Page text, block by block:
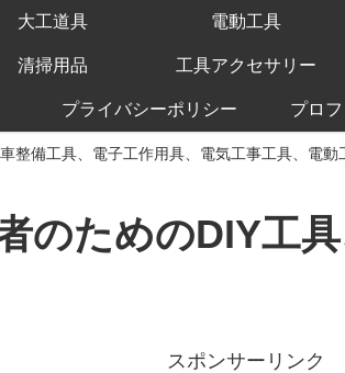
整備工具、電子工作用具、電気工事工具、電動
のためのDIY工
大工道具 電動工具
清掃用品 工具アクセサリー
プライバシーポリシー プロ
スポンサーリンク